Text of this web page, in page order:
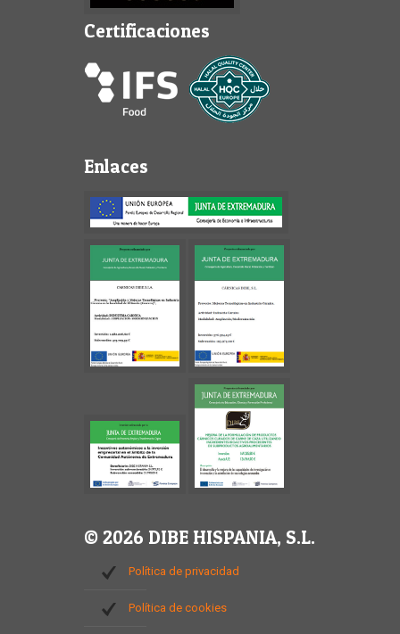
Certificaciones
Enlaces
© 2026 DIBE HISPANIA, S.L.
Política de privacidad
Política de cookies